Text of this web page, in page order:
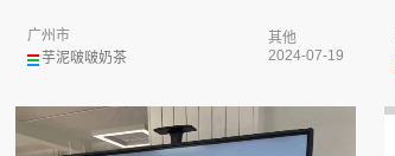
芋泥啵啵奶茶
广州市
其他
2024-07-19